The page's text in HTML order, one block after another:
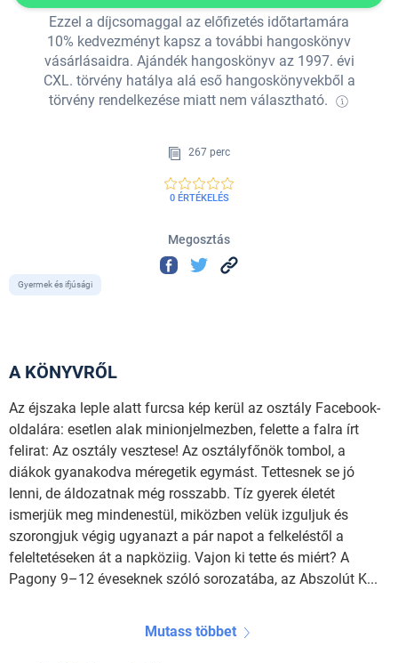
Ezzel a díjcsomaggal az előfizetés időtartamára
10% kedvezményt kapsz a további hangoskönyv
vásárlásaidra. Ajándék hangoskönyv az 1997. évi
CXL. törvény hatálya alá eső hangoskönyvekből a
törvény rendelkezése miatt nem választható.
267 perc
0 ÉRTÉKELÉS
Megosztás
Gyermek és ifjúsági
A KÖNYVRŐL
Az éjszaka leple alatt furcsa kép kerül az osztály Facebook-
oldalára: esetlen alak minionjelmezben, felette a falra írt
felirat: Az osztály vesztese! Az osztályfőnök tombol, a
diákok gyanakodva méregetik egymást. Tettesnek se jó
lenni, de áldozatnak még rosszabb. Tíz gyerek életét
ismerjük meg mindenestül, miközben velük izguljuk és
szorongjuk végig ugyanazt a pár napot a felkeléstől a
feleltetéseken át a napköziig. Vajon ki tette és miért? A
Pagony 9–12 éveseknek szóló sorozatába, az Abszolút K...
Mutass többet